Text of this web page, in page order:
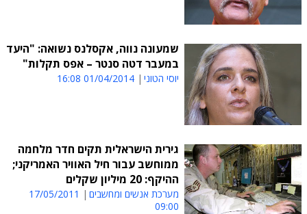
שמעונה נווה, אקסלנס נשואה: "היעד
במעבר דטה סנטר – אפס תקלות"
יוסי הטוני 01/04/2014 16:08
גירית הישראלית תקים חדר מלחמה
ממוחשב עבור חיל האוויר האמריקני;
ההיקף: 20 מיליון שקלים
מערכת אנשים ומחשבים
17/05/2011
09:00